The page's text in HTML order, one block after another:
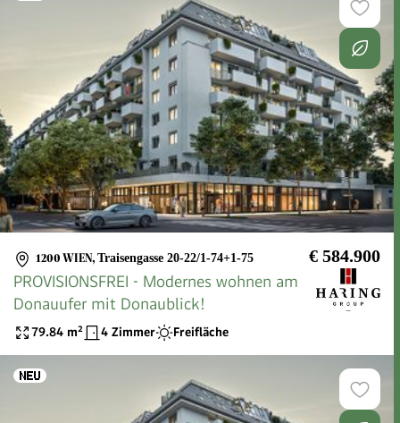
1200 WIEN, Traisengasse 20-22/1-74+1-75 € 584.900
PROVISIONSFREI - Modernes wohnen am
Donauufer mit Donaublick!
79.84 m² 4 Zimmer Freifläche